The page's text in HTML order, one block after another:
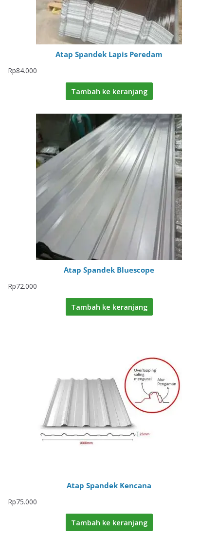
Atap Spandek Lapis Peredam
Rp84.000
Tambah ke keranjang
Atap Spandek Bluescope
Rp72.000
Tambah ke keranjang
Atap Spandek Kencana
Rp75.000
Tambah ke keranjang